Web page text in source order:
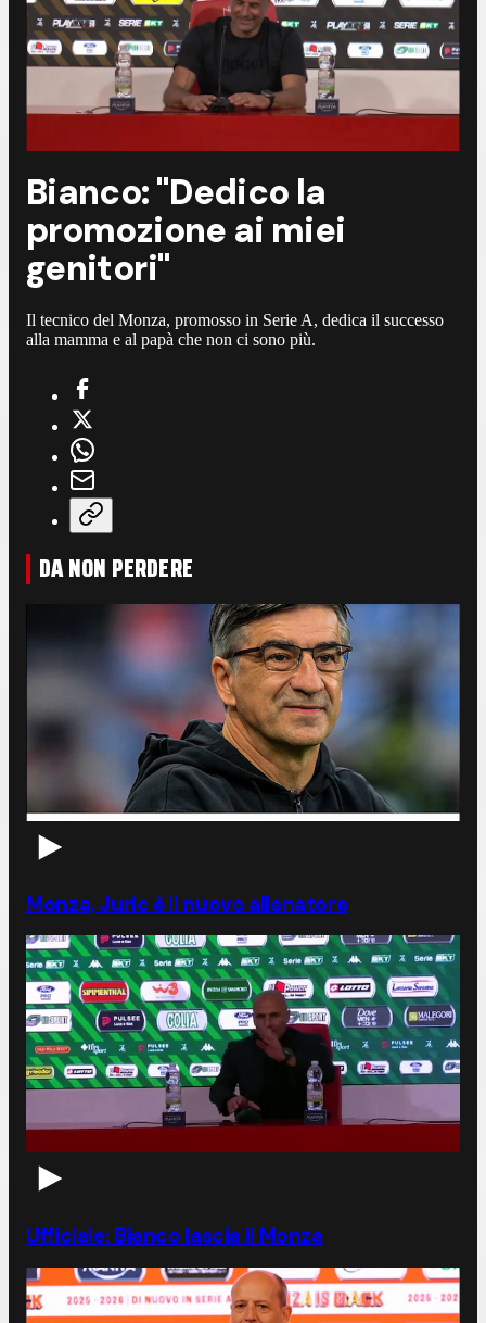
Bianco: "Dedico la
promozione ai miei
genitori"
Il tecnico del Monza, promosso in Serie A, dedica il successo
alla mamma e al papà che non ci sono più.
DA NON PERDERE
Monza, Juric è il nuovo allenatore
Ufficiale: Bianco lascia il Monza